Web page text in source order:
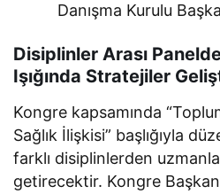
Danışma Kurulu
Disiplinler Arası
Işığında Stratejiler
Kongre kapsamında
Sağlık İlişkisi” başlığıyla
farklı disiplinlerden
getirecektir. Kongre